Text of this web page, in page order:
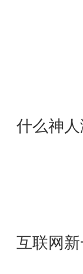
什么神
互联网